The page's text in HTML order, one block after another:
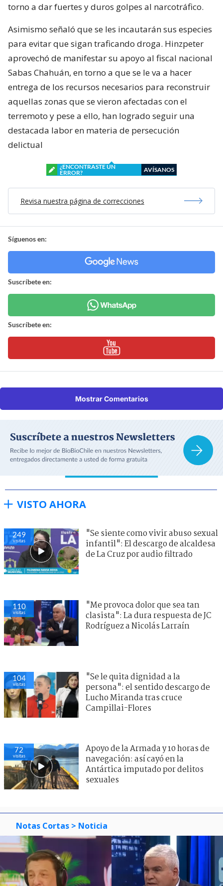
torno a dar fuertes y duros golpes al narcotráfico.
Asimismo señaló que se les incautarán sus especies
para evitar que sigan traficando droga. Hinzpeter
aprovechó de manifestar su apoyo al fiscal nacional
Sabas Chahuán, en torno a que se le va a hacer
entrega de los recursos necesarios para reconstruir
aquellas zonas que se vieron afectadas con el
terremoto y pese a ello, han logrado seguir una
destacada labor en materia de persecución
delictual
¿ENCONTRASTE UN
ERROR?
AVÍSANOS
Revisa nuestra página de correcciones
Síguenos en:
Suscríbete en:
Suscríbete en:
Mostrar Comentarios
VISTO AHORA
249
visitas
"Se siente como vivir abuso sexual
infantil": El descargo de alcaldesa
de La Cruz por audio filtrado
110
visitas
"Me provoca dolor que sea tan
clasista": La dura respuesta de JC
Rodríguez a Nicolás Larraín
104
visitas
"Se le quita dignidad a la
persona": el sentido descargo de
Lucho Miranda tras cruce
Campillai-Flores
72
visitas
Apoyo de la Armada y 10 horas de
navegación: así cayó en la
Antártica imputado por delitos
sexuales
Notas Cortas > Noticia